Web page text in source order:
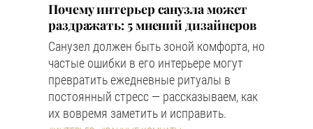
Почему интерьер санузла может
раздражать: 5 мнений дизайнеров
Санузел должен быть зоной комфорта, но
частые ошибки в его интерьере могут
превратить ежедневные ритуалы в
постоянный стресс — рассказываем, как
их вовремя заметить и исправить.